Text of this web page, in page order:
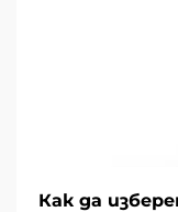
Как да